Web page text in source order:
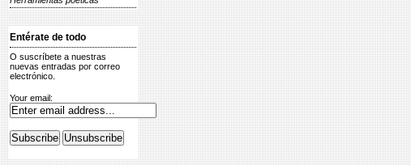
Entérate de todo
O suscríbete a nuestras
nuevas entradas por correo
electrónico.
Your email: